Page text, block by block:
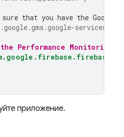
sure that you have the Google
services"
Performance Monitoring
приложение.